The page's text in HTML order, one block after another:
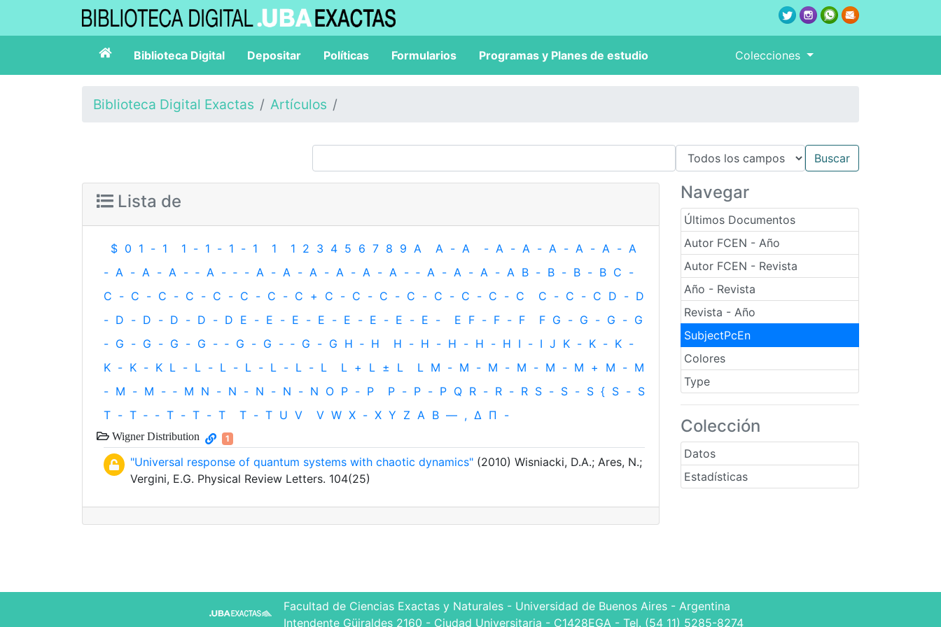
Biblioteca Digital Depositar Políticas Formularios Programas y Planes de estudio Colecciones
Biblioteca Digital Exactas Artículos
Navegar
Últimos Documentos
Autor FCEN - Año
Autor FCEN - Revista
Año - Revista
Revista - Año
SubjectPcEn
Colores
Type
Colección
Datos
Estadísticas
Lista de
$ 0 1 - 1 1 - 1 - 1 - 1 1 1 2 3 4 5 6 7 8 9 A A - A - A - A - A - A - A - A
- A - A - A - ‐ A - ‐ - A - A - A - A - A - A - ‐ A - A - A - A B - B - B - B C -
C - C - C - C - C - C - C - C + C - C - C - C - C - C - C - C C - C - C D - D
- D - D - D - D - D E - E - E - E - E - E - E - E - E F - F - F F G - G - G - G
- G - G - G - G - ‐ G - G - ‐ G - G H ‐ H H - H - H - H - H I - I J K - K - K -
K - K - K L - L - L - L - L - L - L L + L ± L L M - M - M - M - M - M + M - M
- M - M - ‐ M N - N - N - N - N O P - P P - P - P Q R - R - R S - S - S { S - S
T - T ‐ - T - T - T T - T U V V W X - X Y Z Α Β — , Δ Π -
Wigner Distribution 1
"Universal response of quantum systems with chaotic dynamics" (2010) Wisniacki, D.A.; Ares, N.;
Vergini, E.G. Physical Review Letters. 104(25)
Facultad de Ciencias Exactas y Naturales - Universidad de Buenos Aires - Argentina
Intendente Güiraldes 2160 - Ciudad Universitaria - C1428EGA - Tel. (54 11) 5285-8274